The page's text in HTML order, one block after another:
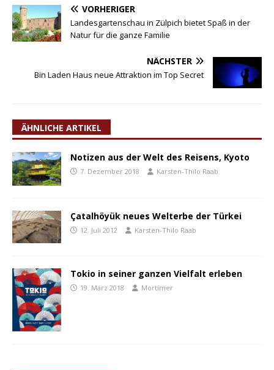
VORHERIGER
Landesgartenschau in Zülpich bietet Spaß in der
Natur für die ganze Familie
NÄCHSTER
Bin Laden Haus neue Attraktion im Top Secret
ÄHNLICHE ARTIKEL
Notizen aus der Welt des Reisens, Kyoto
7. Dezember 2018 Karsten-Thilo Raab
Çatalhöyük neues Welterbe der Türkei
12. Juli 2012 Karsten-Thilo Raab
Tokio in seiner ganzen Vielfalt erleben
19. März 2018 Mortimer